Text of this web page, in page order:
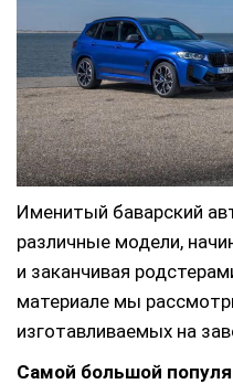
Именитый баварский
различные модели,
и заканчивая
материале мы
изготавливаемых на
Самой большой